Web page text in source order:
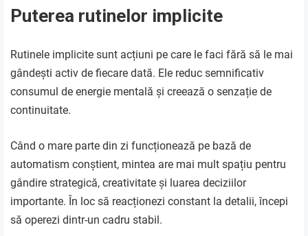
Puterea rutinelor implicite
Rutinele implicite sunt acțiuni pe care le faci fără să le mai
gândești activ de fiecare dată. Ele reduc semnificativ
consumul de energie mentală și creează o senzație de
continuitate.
Când o mare parte din zi funcționează pe bază de
automatism conștient, mintea are mai mult spațiu pentru
gândire strategică, creativitate și luarea deciziilor
importante. În loc să reacționezi constant la detalii, începi
să operezi dintr-un cadru stabil.